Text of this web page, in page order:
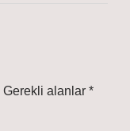
Gerekli alanlar *